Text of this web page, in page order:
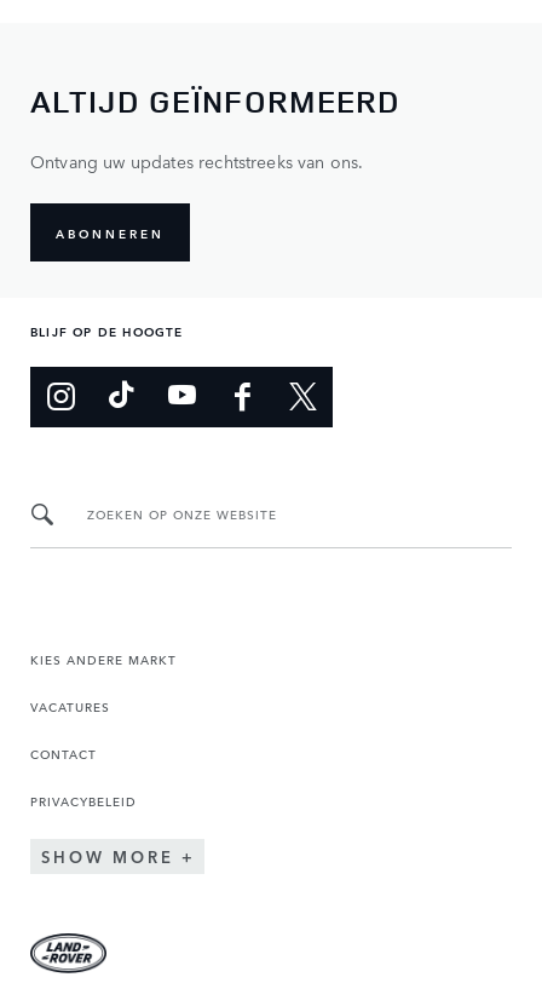
ALTIJD GEÏNFORMEERD
Ontvang uw updates rechtstreeks van ons.
ABONNEREN
BLIJF OP DE HOOGTE
ZOEKEN OP ONZE WEBSITE
KIES ANDERE MARKT
VACATURES
CONTACT
PRIVACYBELEID
SHOW MORE